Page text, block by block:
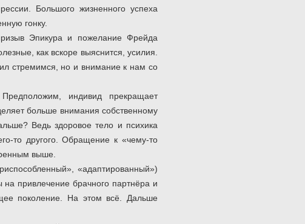
Большого жизненного успеха
гонку.
Эпикура и пожелание Фрейда
как вскоре выяснится, усилия.
стремимся, но и внимание к нам со
индивид прекращает
больше внимания собственному
Ведь здоровое тело и психика
то другого. Обращение к «чему-то
выше.
«адаптированный»)
привлечение брачного партнёра и
поколение. На этом всё. Дальше